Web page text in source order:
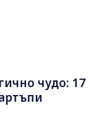
чудо: 17